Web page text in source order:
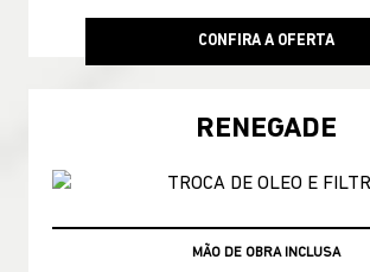
CONFIRA A OFERTA
RENEGADE
3X R$163,00 SEM JUROS